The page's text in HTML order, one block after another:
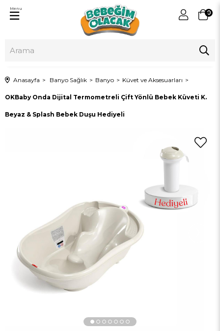
0
Menu
Anasayfa Banyo Sağlık Banyo Küvet ve Aksesuarları
OKBaby Onda Dijital Termometreli Çift Yönlü Bebek Küveti K.
Beyaz & Splash Bebek Duşu Hediyeli